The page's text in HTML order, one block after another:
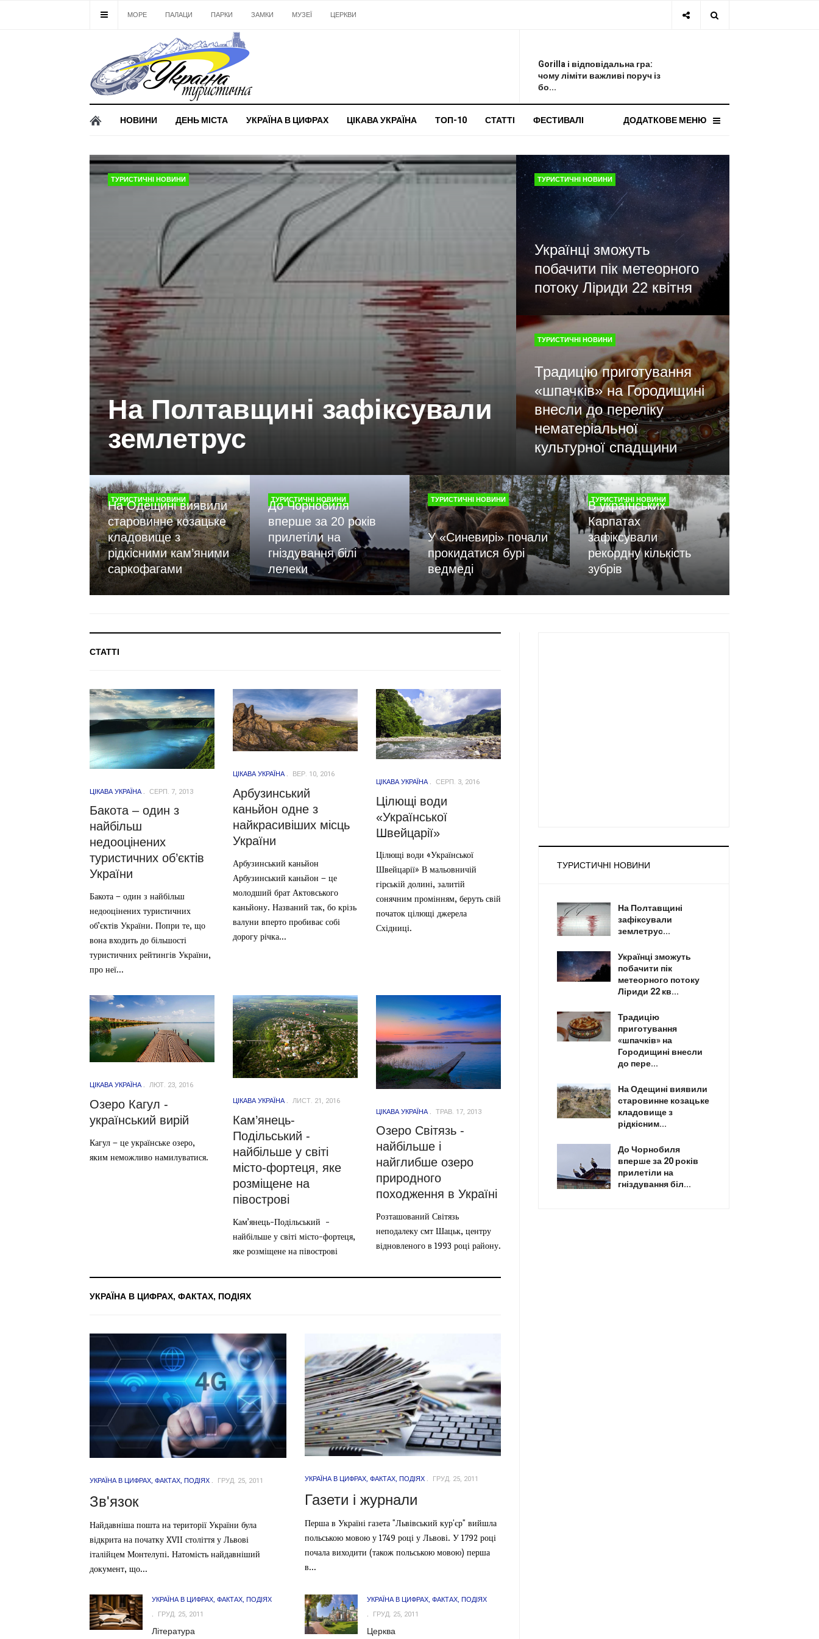
МОРЕ ПАЛАЦИ ПАРКИ ЗАМКИ МУЗЕЇ ЦЕРКВИ
Gorilla і відповідальна гра:
чому ліміти важливі поруч із
бо...
НОВИНИ ДЕНЬ МІСТА УКРАЇНА В ЦИФРАХ ЦІКАВА УКРАЇНА ТОП-10 СТАТТІ ДОДАТКОВЕ МЕНЮ
ФЕСТИВАЛІ
ТУРИСТИЧНІ НОВИНИ
На Полтавщині зафіксували
землетрус
ТУРИСТИЧНІ НОВИНИ
Українці зможуть
побачити пік метеорного
потоку Ліриди 22 квітня
ТУРИСТИЧНІ НОВИНИ
Традицію приготування
«шпачків» на Городищині
внесли до переліку
нематеріальної
культурної спадщини
ТУРИСТИЧНІ НОВИНИ
На Одещині виявили
старовинне козацьке
кладовище з
рідкісними кам’яними
саркофагами
ТУРИСТИЧНІ НОВИНИ
До Чорнобиля
вперше за 20 років
прилетіли на
гніздування білі
лелеки
ТУРИСТИЧНІ НОВИНИ
У «Синевирі» почали
прокидатися бурі
ведмеді
ТУРИСТИЧНІ НОВИНИ
В українських
Карпатах
зафіксували
рекордну кількість
зубрів
СТАТТІ
ЦІКАВА УКРАЇНА СЕРП. 7, 2013
Бакота – один з
найбільш
недооцінених
туристичних об’єктів
України
Бакота – один з найбільш
недооцінених туристичних
об’єктів України. Попри те, що
вона входить до більшості
туристичних рейтингів України,
про неї...
ЦІКАВА УКРАЇНА ВЕР. 10, 2016
Арбузинський
каньйон одне з
найкрасивіших місць
України
Арбузинський каньйон
Арбузинський каньйон – це
молодший брат Актовського
каньйону. Названий так, бо крізь
валуни вперто пробиває собі
дорогу річка...
ЦІКАВА УКРАЇНА СЕРП. 3, 2016
Цілющі води
«Української
Швейцарії»
Цілющі води «Української
Швейцарії» В мальовничій
гірській долині, залитій
сонячним промінням, беруть свій
початок цілющі джерела
Східниці.
ЦІКАВА УКРАЇНА ЛЮТ. 23, 2016
Озеро Кагул -
український вирій
Кагул – це українське озеро,
яким неможливо намилуватися.
ЦІКАВА УКРАЇНА ЛИСТ. 21, 2016
Кам’янець-
Подільський -
найбільше у світі
місто-фортеця, яке
розміщене на
півострові
Кам’янець-Подільський -
найбільше у світі місто-фортеця,
яке розміщене на півострові
ЦІКАВА УКРАЇНА ТРАВ. 17, 2013
Озеро Світязь -
найбільше і
найглибше озеро
природного
походження в Україні
Розташований Світязь
неподалеку смт Шацьк, центру
відновленого в 1993 році району.
УКРАЇНА В ЦИФРАХ, ФАКТАХ, ПОДІЯХ
УКРАЇНА В ЦИФРАХ, ФАКТАХ, ПОДІЯХ ГРУД. 25, 2011
Зв'язок
Найдавніша пошта на території України була
відкрита на початку XVII століття у Львові
італійцем Монтелупі. Натомість найдавніший
документ, що...
УКРАЇНА В ЦИФРАХ, ФАКТАХ, ПОДІЯХ ГРУД. 25, 2011
Газети і журнали
Перша в Україні газета "Львівський кур'єр" вийшла
польською мовою у 1749 році у Львові. У 1792 році
почала виходити (також польською мовою) перша
в...
УКРАЇНА В ЦИФРАХ, ФАКТАХ, ПОДІЯХ
ГРУД. 25, 2011
Література
УКРАЇНА В ЦИФРАХ, ФАКТАХ, ПОДІЯХ
ГРУД. 25, 2011
Церква
ТУРИСТИЧНІ НОВИНИ
На Полтавщині
зафіксували
землетрус...
Українці зможуть
побачити пік
метеорного потоку
Ліриди 22 кв...
Традицію
приготування
«шпачків» на
Городищині внесли
до пере...
На Одещині виявили
старовинне козацьке
кладовище з
рідкісним...
До Чорнобиля
вперше за 20 років
прилетіли на
гніздування біл...